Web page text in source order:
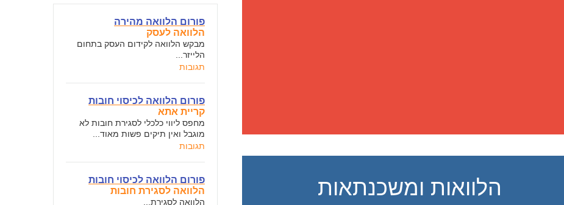
הלוואות ומשכנתאות
פורום הלוואה מהירה
הלוואה לעסק
מבקש הלוואה לקידום העסק בתחום
הלייזר...
תגובות
פורום הלוואה לכיסוי חובות
קריית אתא
מחפס ליווי כלכלי לסגירת חובות לא
מוגבל ואין תיקים פשות מאוד...
תגובות
פורום הלוואה לכיסוי חובות
הלוואה לסגירת חובות
הלוואה לסגירת...